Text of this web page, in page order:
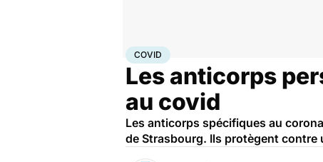
AccueilSanté
COVID
Les anticorps
au covid
Les anticorps spécifiques au
de Strasbourg. Ils protègent